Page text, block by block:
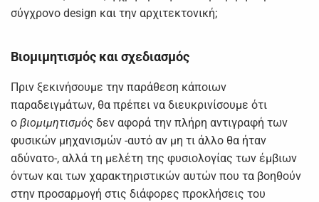
σύγχρονο design και την αρχιτεκτονική;
Βιομιμητισμός και σχεδιασμός
Πριν ξεκινήσουμε την παράθεση κάποιων
παραδειγμάτων, θα πρέπει να διευκρινίσουμε ότι
ο βιομιμητισμός δεν αφορά την πλήρη αντιγραφή των
φυσικών μηχανισμών -αυτό αν μη τι άλλο θα ήταν
αδύνατο-, αλλά τη μελέτη της φυσιολογίας των έμβιων
όντων και των χαρακτηριστικών αυτών που τα βοηθούν
στην προσαρμογή στις διάφορες προκλήσεις του